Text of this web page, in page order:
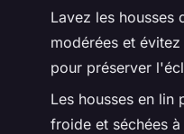
Lavez les housses
modérées et
pour préserver
Les housses en lin
froide et séchées